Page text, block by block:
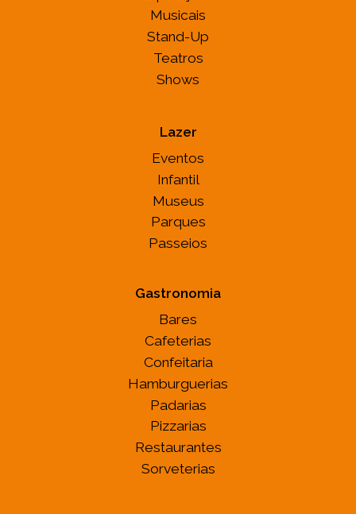
Musicais
Stand-Up
Teatros
Shows
Lazer
Eventos
Infantil
Museus
Parques
Passeios
Gastronomia
Bares
Cafeterias
Confeitaria
Hamburguerias
Padarias
Pizzarias
Restaurantes
Sorveterias